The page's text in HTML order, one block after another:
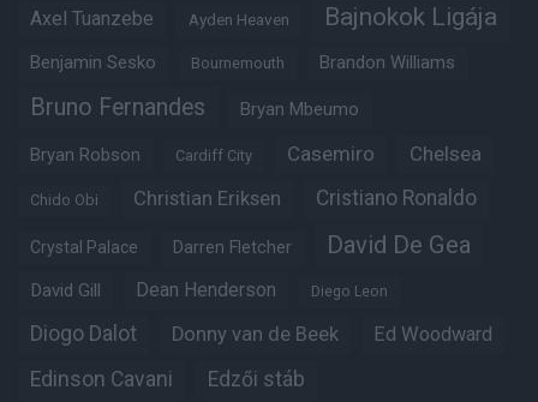
Axel Tuanzebe Ayden Heaven Bajnokok Ligája
Benjamin Sesko Bournemouth Brandon Williams
Bruno Fernandes Bryan Mbeumo
Bryan Robson Cardiff City Casemiro Chelsea
Chido Obi Christian Eriksen Cristiano Ronaldo
Crystal Palace Darren Fletcher David De Gea
David Gill Dean Henderson Diego Leon
Diogo Dalot Donny van de Beek Ed Woodward
Edinson Cavani Edzői stáb